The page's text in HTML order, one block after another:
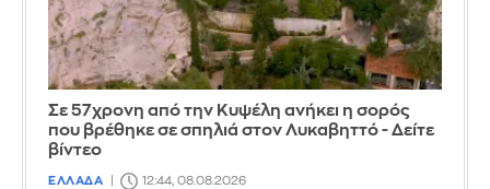
Σε 57χρονη από την Κυψέλη ανήκει η σορός
που βρέθηκε σε σπηλιά στον Λυκαβηττό - Δείτε
βίντεο
ΕΛΛΑΔΑ 12:44, 08.08.2026